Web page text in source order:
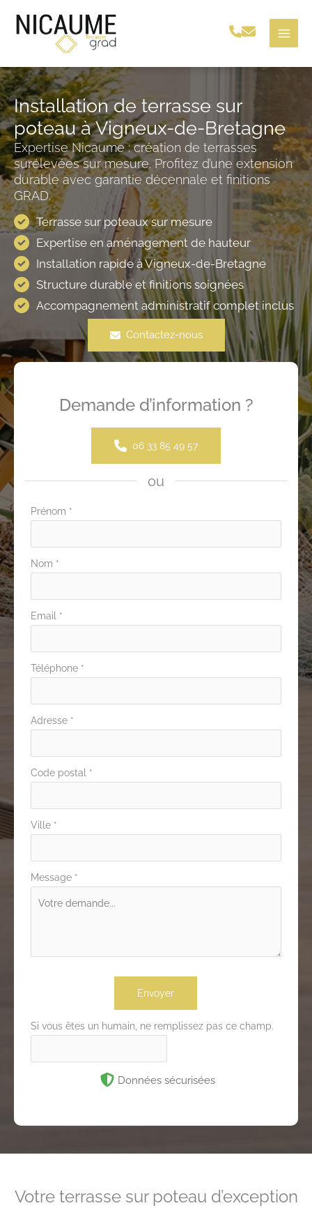
Installation de terrasse sur
poteau à Vigneux-de-Bretagne
Expertise Nicaume : création de terrasses
surélevées sur mesure. Profitez d’une extension
durable avec garantie décennale et finitions
GRAD.
Terrasse sur poteaux sur mesure
Expertise en aménagement de hauteur
Installation rapide à Vigneux-de-Bretagne
Structure durable et finitions soignées
Accompagnement administratif complet inclus
Contactez-nous
Demande d’information ?
06 33 85 49 57
ou
Formulaire
avec
téléphone
Prénom *
Nom *
Email *
Téléphone *
Adresse *
Code postal *
Ville *
Message *
Envoyer
Si vous êtes un humain, ne remplissez pas ce champ.
Données sécurisées
Votre terrasse sur poteau d’exception